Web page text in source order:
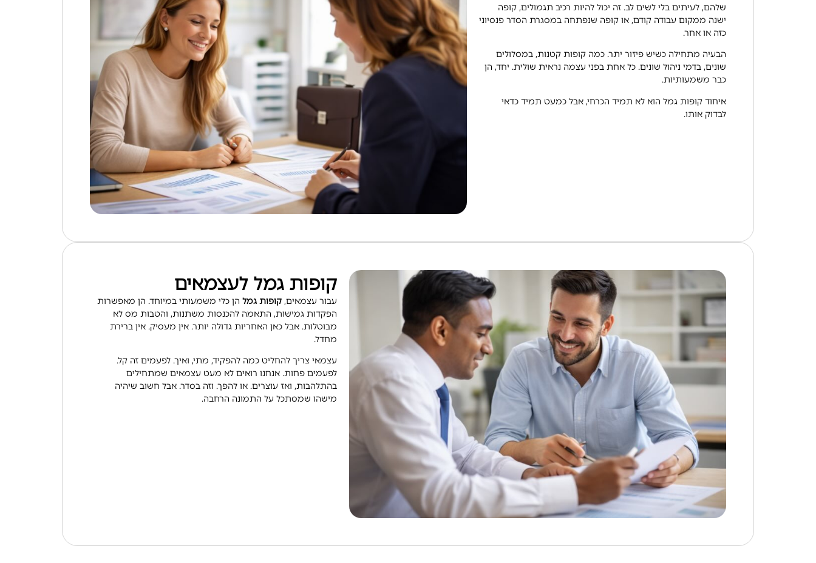
שלהם, לעיתים בלי לשים לב. זה יכול להיות רכיב תגמולים, קופה
ישנה ממקום עבודה קודם, או קופה שנפתחה במסגרת הסדר פנסיוני
כזה או אחר.
הבעיה מתחילה כשיש פיזור יתר. כמה קופות קטנות, במסלולים
שונים, בדמי ניהול שונים. כל אחת בפני עצמה נראית שולית. יחד, הן
כבר משמעותיות.
איחוד קופות גמל הוא לא תמיד הכרחי, אבל כמעט תמיד כדאי
לבדוק אותו.
קופות גמל לעצמאים
עבור עצמאים, קופות גמלהן כלי משמעותי במיוחד. הן מאפשרות
הפקדות גמישות, התאמה להכנסות משתנות, והטבות מס לא
מבוטלות. אבל כאן האחריות גדולה יותר. אין מעסיק. אין ברירת
מחדל.
עצמאי צריך להחליט כמה להפקיד, מתי, ואיך. לפעמים זה קל.
לפעמים פחות. אנחנו רואים לא מעט עצמאים שמתחילים
בהתלהבות, ואז עוצרים. או להפך. וזה בסדר. אבל חשוב שיהיה
מישהו שמסתכל על התמונה הרחבה.